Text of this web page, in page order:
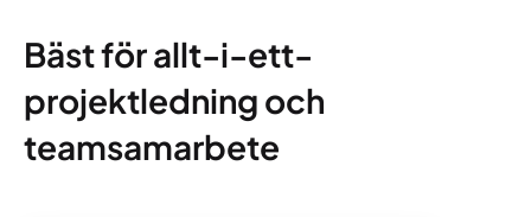
Bäst för allt-i-ett-
projektledning och
teamsamarbete